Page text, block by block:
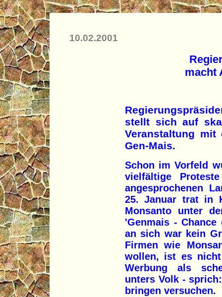
10.02.2001
macht
stellt sich auf
Veranstaltung mit
Gen-Mais.
Schon im Vorfeld
vielfältige
angesprochenen
25. Januar trat in
Monsanto unter
'Genmais -
an sich war kein
Firmen wie
wollen, ist es
Werbung als
unters Volk -
bringen versuchen.